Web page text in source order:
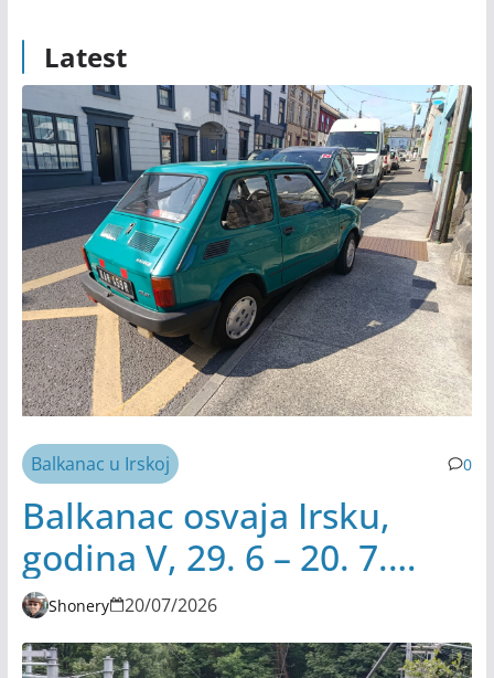
Latest
Balkanac u Irskoj 0
Balkanac osvaja Irsku,
godina V, 29. 6 – 20. 7.
2026.
Shonery 20/07/2026